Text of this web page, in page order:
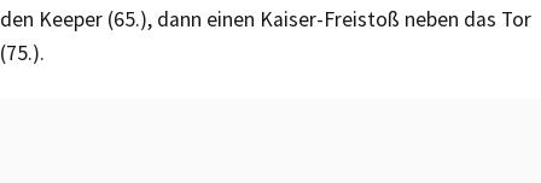
den Keeper (65.), dann einen Kaiser-Freistoß neben das Tor
(75.).